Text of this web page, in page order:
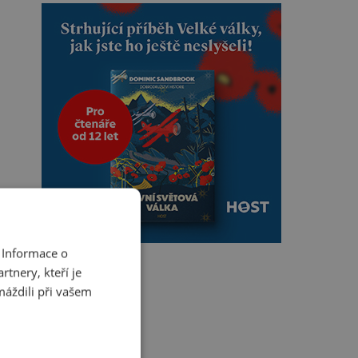
o
kteří je
při vašem